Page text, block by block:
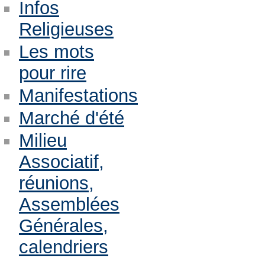
Infos
Religieuses
Les mots
pour rire
Manifestations
Marché d'été
Milieu
Associatif,
réunions,
Assemblées
Générales,
calendriers